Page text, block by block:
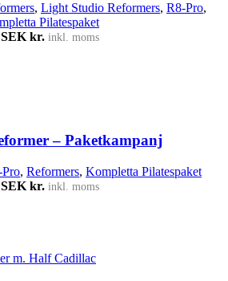
, Light Studio Reformers, R8-Pro,
Pilatespaket
priset var: 34.175 SEK kr..
SEK kr. Det nuvarande priset är: 29.995
inkl. moms
– Paketkampanj
, Reformers, Kompletta Pilatespaket
priset var: 47.264 SEK kr..
SEK kr. Det nuvarande priset är: 43.495
inkl. moms